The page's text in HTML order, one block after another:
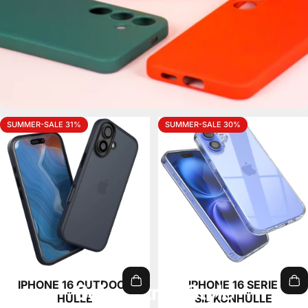
Schutz trifft Style
SUMMER-SALE 31%
IPHONE 16 OUTDOOR
HÜLLE
SUMMER-SALE 30%
IPHONE 16 SERIE
SILIKONHÜLLE